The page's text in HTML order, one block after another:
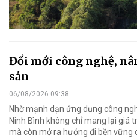
Đổi mới công nghệ,
sản
06/08/2026 09:38
Nhờ mạnh dạn ứng dụng công
Ninh Bình không chỉ mang lại giá
mà còn mở ra hướng đi bền vững